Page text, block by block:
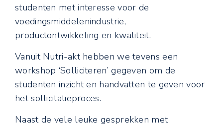
studenten met interesse voor de
voedingsmiddelenindustrie,
productontwikkeling en kwaliteit.
Vanuit Nutri-akt hebben we tevens een
workshop ‘Solliciteren’ gegeven om de
studenten inzicht en handvatten te geven voor
het sollicitatieproces.
Naast de vele leuke gesprekken met